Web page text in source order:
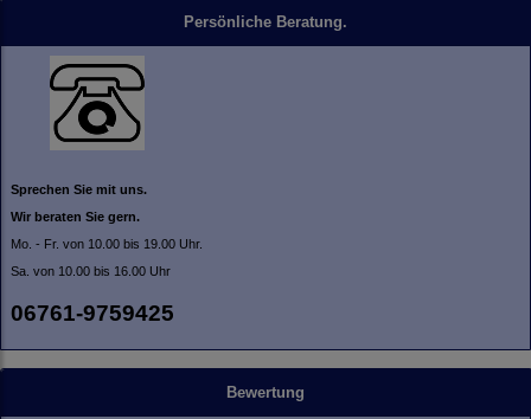
Persönliche Beratung.
Sprechen Sie mit uns.
Wir beraten Sie gern.
Mo. - Fr. von 10.00 bis 19.00 Uhr.
Sa. von 10.00 bis 16.00 Uhr
06761-9759425
Bewertung